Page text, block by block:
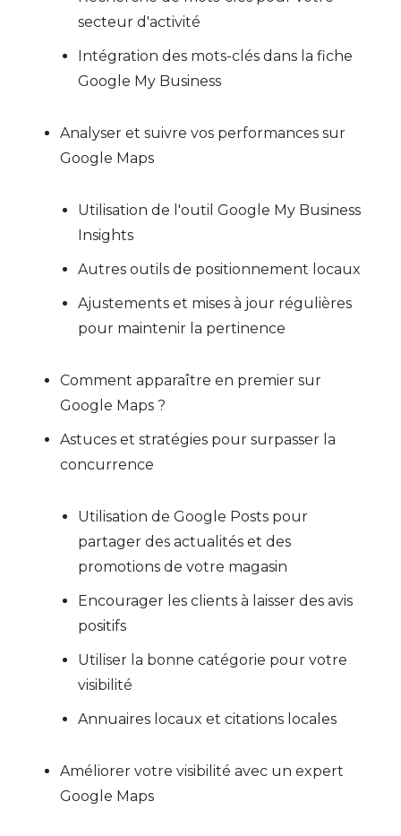
secteur d'activité
Intégration des mots-clés dans la fiche
Google My Business
Analyser et suivre vos performances sur
Google Maps
Utilisation de l'outil Google My Business
Insights
Autres outils de positionnement locaux
Ajustements et mises à jour régulières
pour maintenir la pertinence
Comment apparaître en premier sur
Google Maps ?
Astuces et stratégies pour surpasser la
concurrence
Utilisation de Google Posts pour
partager des actualités et des
promotions de votre magasin
Encourager les clients à laisser des avis
positifs
Utiliser la bonne catégorie pour votre
visibilité
Annuaires locaux et citations locales
Améliorer votre visibilité avec un expert
Google Maps